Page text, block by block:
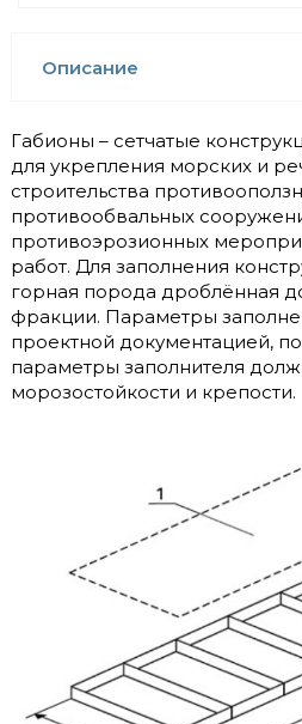
Описание
Габионы – сетчатые
для укрепления морских и
строительства
противообвальных
противоэрозионных
работ. Для заполнения
горная порода дроблённая
фракции. Параметры
проектной документацией,
параметры заполнителя
морозостойкости и крепости.